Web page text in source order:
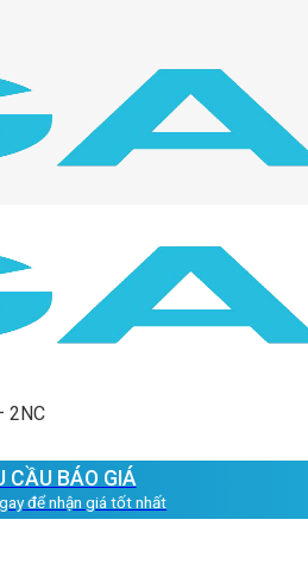
2NC
CẦU BÁO GIÁ
để nhận giá tốt nhất